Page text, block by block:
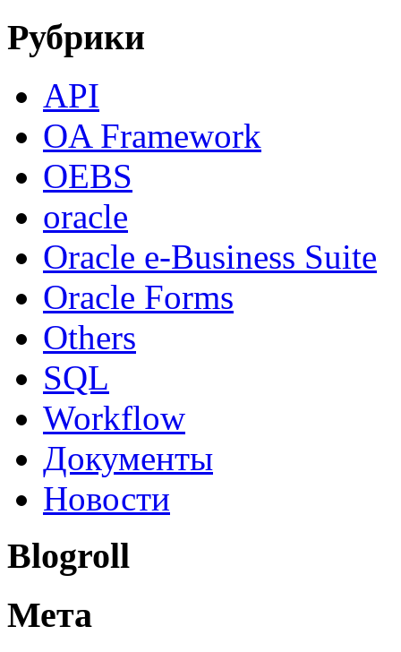
Рубрики
API
OA Framework
OEBS
oracle
Oracle e-Business Suite
Oracle Forms
Others
SQL
Workflow
Документы
Новости
Blogroll
Мета